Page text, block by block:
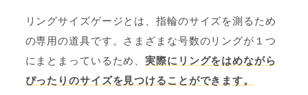
リングサイズゲージとは、指輪のサイズを測るため
の専用の道具です。さまざまな号数のリングが１つ
にまとまっているため、実際にリングをはめながら
ぴったりのサイズを見つけることができます。